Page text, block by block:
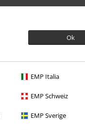
Ok
EMP Italia
EMP Schweiz
EMP Sverige